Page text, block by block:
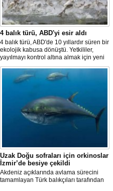
4 balık türü, ABD'yi esir aldı
4 balık türü, ABD'de 10 yıllardır süren bir
ekolojik kabusa dönüştü. Yetkililer,
yayılmayı kontrol altına almak için yeni
projeler geliştirirken, uzmanlar
tamamen yok edilmenin imkansız
olduğunu belirtiyor.
Uzak Doğu sofraları için orkinoslar
İzmir’de besiye çekildi
Akdeniz açıklarında avlama sürecini
tamamlayan Türk balıkçıları tarafından